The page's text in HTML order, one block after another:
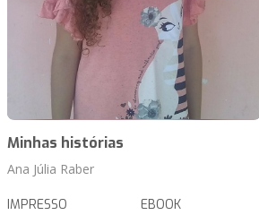
Minhas histórias
Ana Júlia Raber
IMPRESSO EBOOK